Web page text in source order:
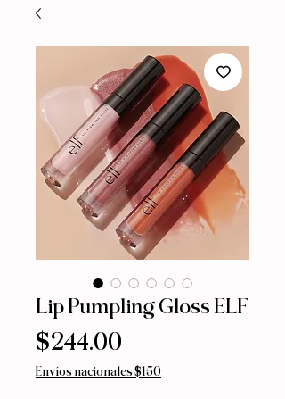
Lip Pumpling Gloss ELF
$244.00
Envíos nacionales $150